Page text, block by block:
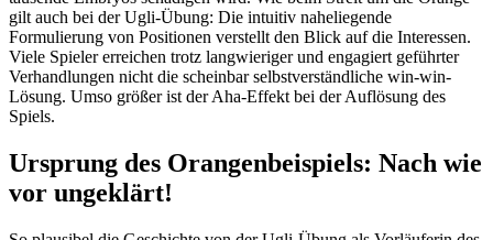
gilt auch bei der Ugli-Übung: Die intuitiv naheliegende
Formulierung von Positionen verstellt den Blick auf die Interessen.
Viele Spieler erreichen trotz langwieriger und engagiert geführter
Verhandlungen nicht die scheinbar selbstverständliche win-win-
Lösung. Umso größer ist der Aha-Effekt bei der Auflösung des
Spiels.
Ursprung des Orangenbeispiels: Nach wie
vor ungeklärt!